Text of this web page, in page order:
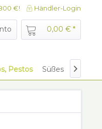
€! Händler-Login
0,00 € *
Pestos Süßes Give
